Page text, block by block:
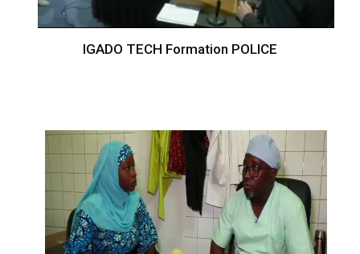
IGADO TECH Formation POLICE